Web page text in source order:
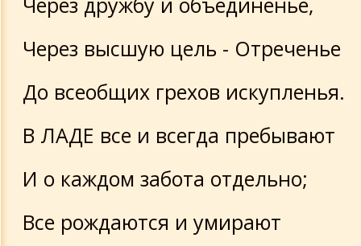
Через высшую цель - Отреченье
До всеобщих грехов искупленья.
В ЛАДЕ все и всегда пребывают
И о каждом забота отдельно;
Все рождаются и умирают